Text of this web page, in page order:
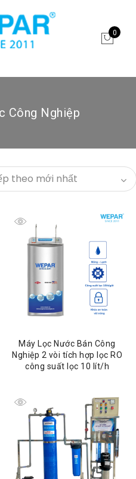
0
Công Nghiệp
Máy Lọc Nước Bán Công
Nghiệp 2 vòi tích hợp lọc RO
công suất lọc 10 lít/h